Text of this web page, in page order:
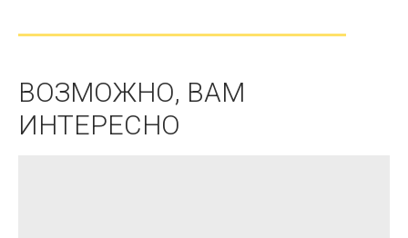
ВОЗМОЖНО, ВАМ
ИНТЕРЕСНО